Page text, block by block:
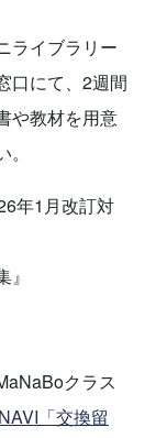
ライブラリー
口にて、2週間
や教材を用意
年1月改訂対
クラス
「交換留